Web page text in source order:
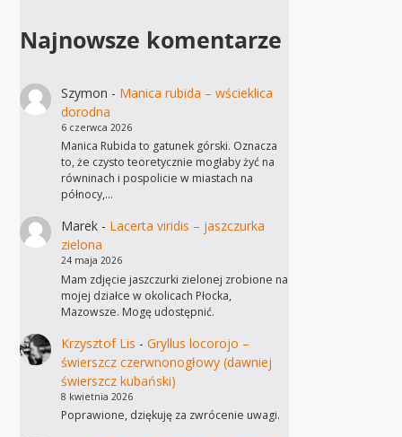
Najnowsze komentarze
Szymon - Manica rubida – wścieklica
dorodna
6 czerwca 2026
Manica Rubida to gatunek górski. Oznacza
to, że czysto teoretycznie mogłaby żyć na
równinach i pospolicie w miastach na
północy,…
Marek- Lacerta viridis – jaszczurka
zielona
24 maja 2026
Mam zdjęcie jaszczurki zielonej zrobione na
mojej działce w okolicach Płocka,
Mazowsze. Mogę udostępnić.
Krzysztof Lis - Gryllus locorojo –
świerszcz czerwnonogłowy (dawniej
świerszcz kubański)
8 kwietnia 2026
Poprawione, dziękuję za zwrócenie uwagi.